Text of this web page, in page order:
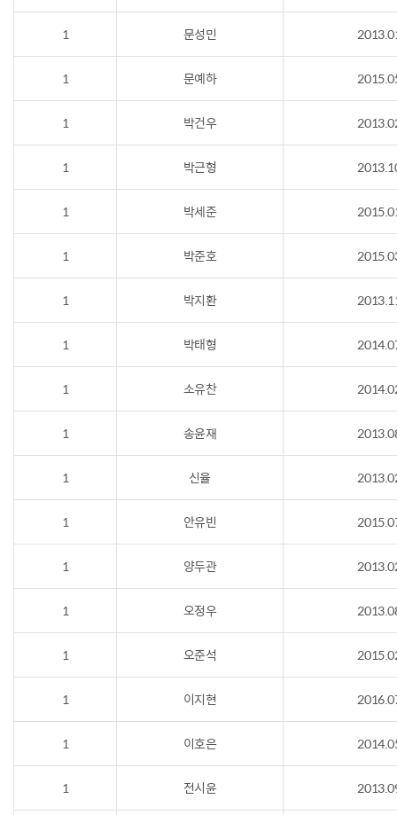
1 문성민
1 문예하
1 박건우
1 박근형
1 박세준
1 박준호
1 박지환
1 박태형
1 소유찬
1 송윤재
1 신율
1 안유빈
1 양두관
1 오정우
1 오준석
1 이지현
1 이호은
1 전시윤